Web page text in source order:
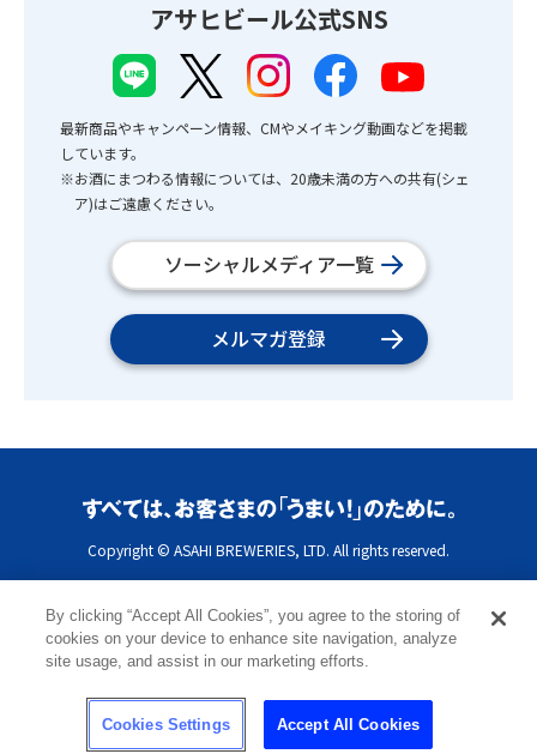
アサヒビール公式SNS
最新商品やキャンペーン情報、CMやメイキング動画などを掲載
しています。
※お酒にまつわる情報については、20歳未満の方への共有(シェ
ア)はご遠慮ください。
ソーシャルメディア一覧
メルマガ登録
Copyright © ASAHI BREWERIES, LTD. All rights reserved.
By clicking “Accept All Cookies”, you agree to the storing of
cookies on your device to enhance site navigation, analyze
site usage, and assist in our marketing efforts.
Cookies Settings Accept All Cookies